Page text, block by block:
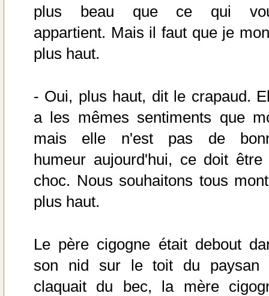
plus beau que ce qui
appartient. Mais il faut que je
plus haut.
- Oui, plus haut, dit le crapaud.
a les mêmes sentiments que
mais elle n'est pas de
humeur aujourd'hui, ce doit être
choc. Nous souhaitons tous
plus haut.
Le père cigogne était debout
son nid sur le toit du paysan
claquait du bec, la mère